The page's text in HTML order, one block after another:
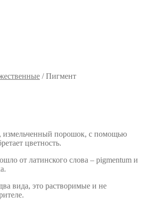
/Пигмент
измельченный порошок, с помощью
цветность.
от латинского слова – pigmentum и
вида, это растворимые и не